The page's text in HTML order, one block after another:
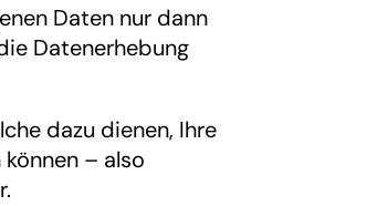
Daten nur dann
Datenerhebung
dazu dienen, Ihre
– also